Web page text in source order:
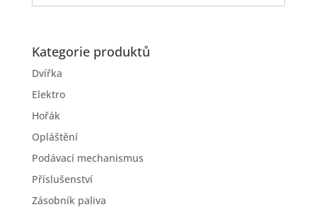
Kategorie produktů
Dvířka
Elektro
Hořák
Opláštění
Podávací mechanismus
Příslušenství
Zásobník paliva